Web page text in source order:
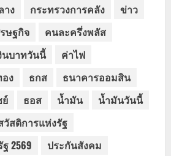
ง กระทรวงการคลัง
ข่าว
ษฐกิจ
คนละครึ่งพลัส
นบาทวันนี้
ค่าไฟ
ง ธกส
ธนาคารออมสิน
ธอส น้ำมัน
น้ำมันวันนี้
วัสดิการแห่งรัฐ
2569
ประกันสังคม